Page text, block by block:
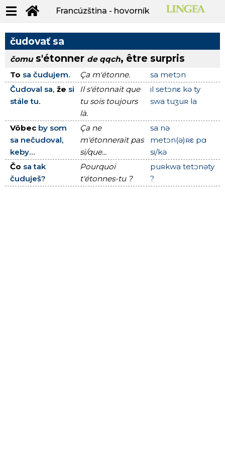
Francúzština - hovorník
čudovať sa
čomus'étonner de qqch, être surpris
To sa čudujem. Ça m'étonne.
sa metɔn
Čudoval sa, že si
stále tu.
Il s'étonnait que
tu sois toujours
là.
il setɔnε kə ty
swa tuʒuʀ la
Vôbec by som
sa nečudoval,
keby...
Ça ne
m'étonnerait pas
si/que...
sa nə
metɔn(ə)ʀε pɑ
si/kə
Čo sa tak
čuduješ?
Pourquoi
t'étonnes-tu ?
puʀkwa tetɔnəty
?